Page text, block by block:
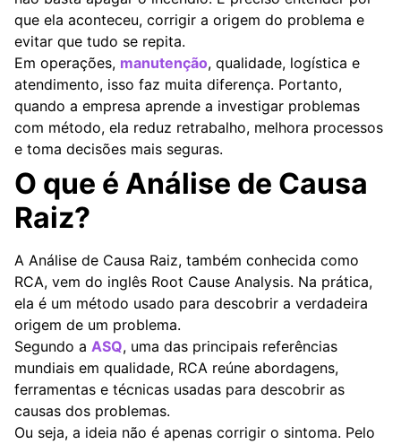
que ela aconteceu, corrigir a origem do problema e
evitar que tudo se repita.
Em operações, manutenção, qualidade, logística e
atendimento, isso faz muita diferença. Portanto,
quando a empresa aprende a investigar problemas
com método, ela reduz retrabalho, melhora processos
e toma decisões mais seguras.
O que é Análise de Causa
Raiz?
A Análise de Causa Raiz, também conhecida como
RCA, vem do inglês Root Cause Analysis. Na prática,
ela é um método usado para descobrir a verdadeira
origem de um problema.
Segundo a ASQ, uma das principais referências
mundiais em qualidade, RCA reúne abordagens,
ferramentas e técnicas usadas para descobrir as
causas dos problemas.
Ou seja, a ideia não é apenas corrigir o sintoma. Pelo